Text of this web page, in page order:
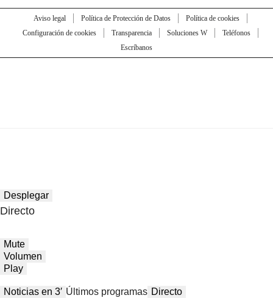
Aviso legal Política de Protección de Datos
Política de cookies
Configuración de cookies
Transparencia Soluciones W
Teléfonos
Escríbanos
Desplegar
Directo
Mute
Volumen
Play
Noticias en 3′ Últimos programas Directo